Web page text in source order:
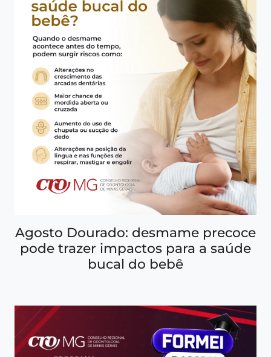
Agosto Dourado: desmame precoce
pode trazer impactos para a saúde
bucal do bebê